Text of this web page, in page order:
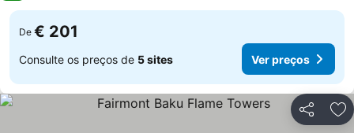
De € 201
Consulte os preços de 5 sites Ver preços
Partilhar